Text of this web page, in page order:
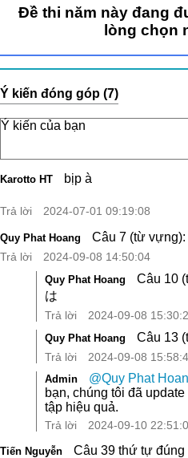
Đề thi năm này đang
lòng chọn
Ý kiến đóng góp (7)
Karotto HT bịp à
Trả lời 2024-07-01 09:19:08
Quy Phat Hoang Câu 7 (từ vựng):
Trả lời 2024-09-08 14:50:04
Quy Phat Hoang
Câu 10
は
Trả lời 2024-09-08
Quy Phat Hoang Câu 13
Trả lời 2024-09-08
Admin @Quy Phat
bạn, chúng tôi đã
tập hiệu quả.
Trả lời 2024-09-10
Tiến Nguyễn Câu 39 thứ tự đúng